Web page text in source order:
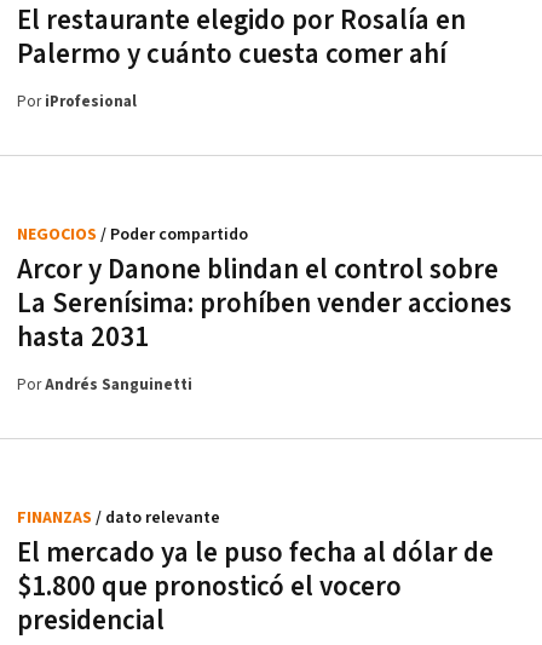
El restaurante elegido por Rosalía en
Palermo y cuánto cuesta comer ahí
PoriProfesional
Arcor y Danone blindan el control sobre
La Serenísima: prohíben vender acciones
hasta 2031
NEGOCIOS / Poder compartido
PorAndrés Sanguinetti
El mercado ya le puso fecha al dólar de
$1.800 que pronosticó el vocero
presidencial
FINANZAS / dato relevante